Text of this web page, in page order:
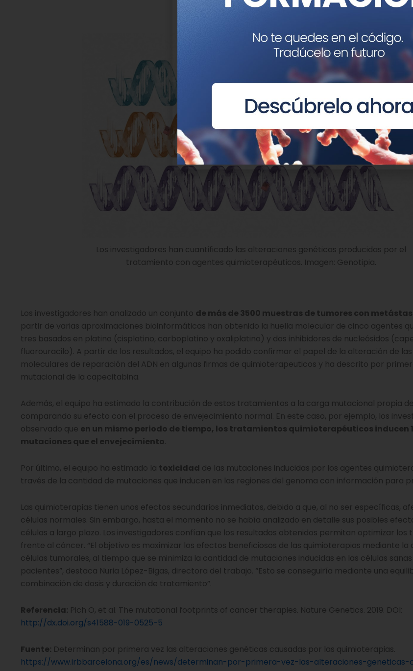
Los investigadores han cuantificado las alteraciones genéticas producidas por el
tratamiento con agentes quimioterapéuticos. Imagen: Genotipia.
Los investigadores han analizado un conjunto de más de 3500 muestras de tumores con
partir de varias aproximaciones bioinformáticas han obtenido la huella molecular de cinco agentes
tres basados en platino (cisplatino, carboplatino y oxaliplatino) y dos inhibidores de nucleósidos
fluorouracilo). A partir de los resultados, el equipo ha podido confirmar el papel de la alteración de
moleculares de reparación del ADN en algunas firmas de quimioterapeuticos y ha descrito por
mutacional de la capecitabina.
Además, el equipo ha estimado la contribución de estos tratamientos a la carga mutacional propia
comparando su efecto con el proceso de envejecimiento normal. En este caso, por ejemplo, los
observado que en un mismo periodo de tiempo, los tratamientos quimioterapéuticos inducen
mutaciones que el envejecimiento.
Por último, el equipo ha estimado la toxicidad de las mutaciones inducidas por los agentes
través de la cantidad de mutaciones que inducen en las regiones del genoma con información para
Las quimioterapias tienen unos efectos secundarios inmediatos, debido a que, al no ser específicas,
células normales. Sin embargo, hasta el momento no se había analizado en detalle sus posibles
células a largo plazo. Los investigadores confían que los resultados obtenidos permitan optimizar los
frente al cáncer. “El objetivo es maximizar los efectos beneficiosos de las quimioterapias mediante la
células tumorales, al tiempo que se minimiza la cantidad de mutaciones inducidas en las células
pacientes”, destaca Nuria López-Bigas, directora del trabajo. “Esto se conseguiría mediante una
combinación de dosis y duración de tratamiento”.
Referencia: Pich O, et al. The mutational footprints of cancer therapies. Nature Genetics. 2019. DOI:
http://dx.doi.org/s41588-019-0525-5
Fuente: Determinan por primera vez las alteraciones genéticas causadas por las quimioterapias.
https://www.irbbarcelona.org/es/news/determinan-por-primera-vez-las-alteraciones-geneticas-